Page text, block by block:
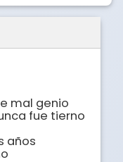
mal genio
fue tierno
años